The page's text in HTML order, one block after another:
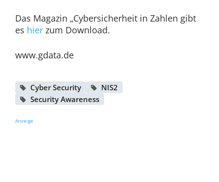
Das Magazin „Cybersicherheit in Zahlen gibt
es hierzum Download.
www.gdata.de
Cyber Security
NIS2
Security Awareness
Anzeige